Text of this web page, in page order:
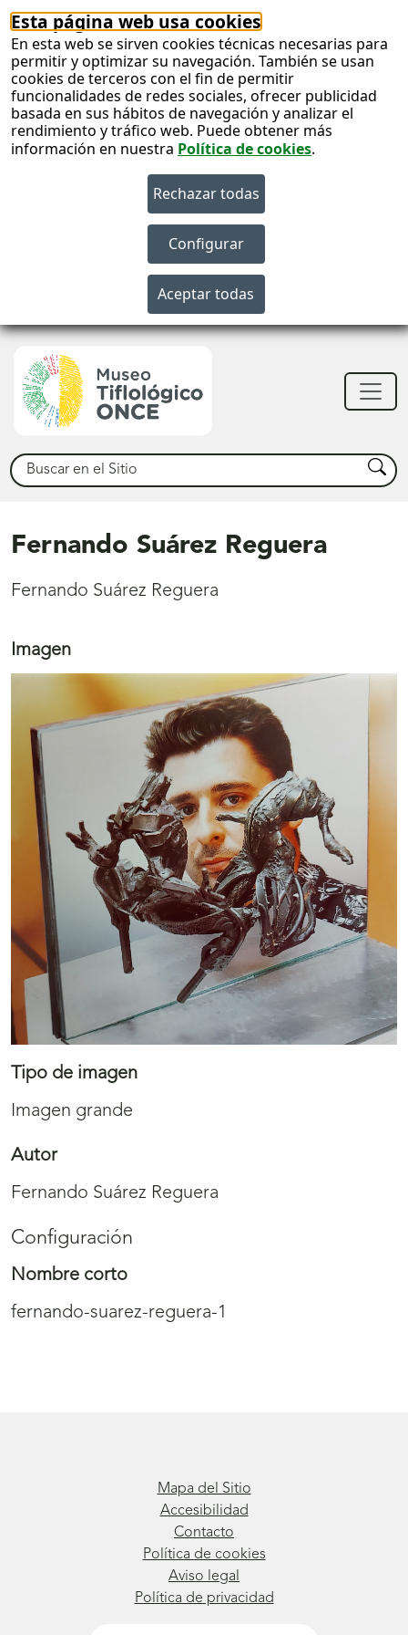
Esta página web usa cookies
En esta web se sirven cookies técnicas necesarias para
permitir y optimizar su navegación. También se usan
cookies de terceros con el fin de permitir
funcionalidades de redes sociales, ofrecer publicidad
basada en sus hábitos de navegación y analizar el
rendimiento y tráfico web. Puede obtener más
información en nuestra Política de cookies.
Buscar Buscar
Fernando Suárez Reguera
Fernando Suárez Reguera
Imagen
Tipo de imagen
Imagen grande
Autor
Fernando Suárez Reguera
Configuración
Nombre corto
fernando-suarez-reguera-1
Mapa del Sitio
Accesibilidad
Contacto
Política de cookies
Aviso legal
Política de privacidad